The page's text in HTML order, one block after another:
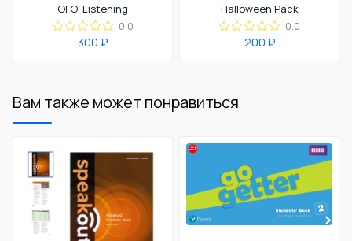
ОГЭ. Listening
0.0
300 ₽
Halloween Pack
0.0
200 ₽
Вам также может понравиться